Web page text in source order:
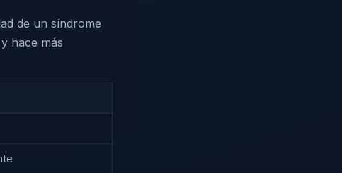
de un síndrome
hace más